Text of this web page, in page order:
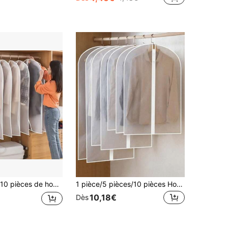
à fermeture éclair transparentes, sacs à costumes anti-poussière, stockage de garde-robe étanche à l'humidité, protecteur de vêtements transparent, cousu, pour usage vestimentaire, idéal pour les produits ménagers
1 pièce/5 pièces/10 pièces Housse de protection pour vêtements transparente, imperméable et anti-humidité, sac de rangement à fermeture éclair à couverture complète, convient pour les costumes et les manteaux, durable, lavable, réutilisable, ouverture supérieure et ourlet soigné, suspension verticale des vêtements|Housse de protection à fermeture éclair|Matériau imperméable, housse de protection pour vêtements, chambre d'étudiant
Dès10,18€